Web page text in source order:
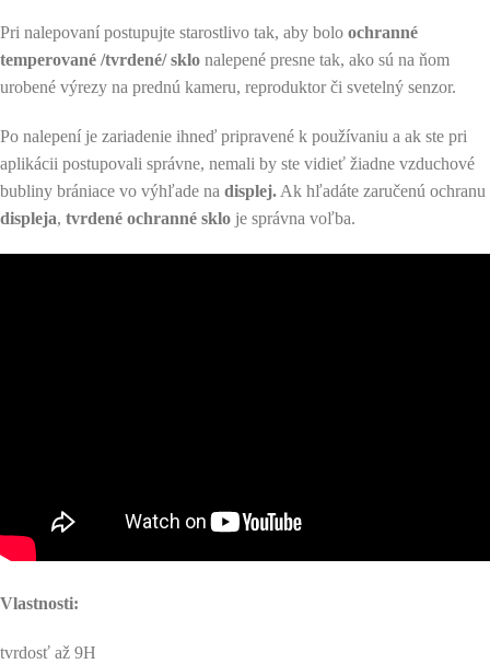
Pri nalepovaní postupujte starostlivo tak, aby bolo ochranné
temperované /tvrdené/ sklo nalepené presne tak, ako sú na ňom
urobené výrezy na prednú kameru, reproduktor či svetelný senzor.
Po nalepení je zariadenie ihneď pripravené k používaniu a ak ste pri
aplikácii postupovali správne, nemali by ste vidieť žiadne vzduchové
bubliny brániace vo výhľade na displej. Ak hľadáte zaručenú ochranu
displeja, tvrdené ochranné sklo je správna voľba.
Vlastnosti:
tvrdosť až 9H